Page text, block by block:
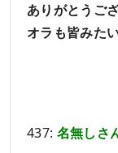
ありがとうご
オラも皆みた
437: 名無しさ